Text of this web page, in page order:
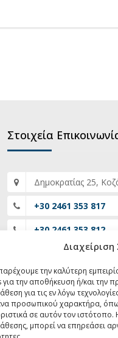
την καλύτερη
για την αποθήκευση ή/και την
για τις εν λόγω
προσωπικού χαρακτήρα,
σε αυτόν τον
μπορεί να επηρεάσει
Στοιχεία
Δημοκρατίας 25,
+30 2461 353 817
+30 2461 353 812
07:00 - 15:00